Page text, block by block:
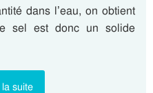
dans l’eau, on obtient
sel est donc un solide
suite